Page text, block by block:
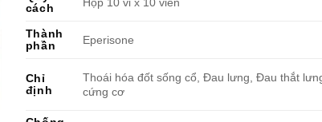
cách
Thành
phần
Eperisone
Chỉ
định
Thoái hóa đốt sống cổ, Đau lưng, Đau thắt
cứng cơ